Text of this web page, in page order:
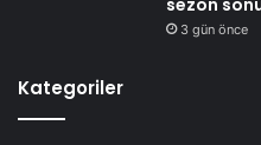
sezon
3 gün önce
Kategoriler